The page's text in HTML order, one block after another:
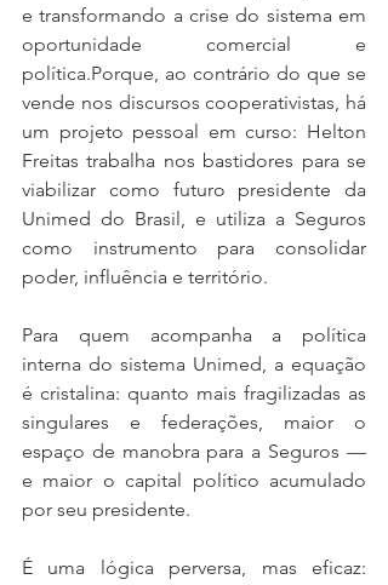
e transformando a crise do sistema em
oportunidade comercial e
política.Porque, ao contrário do que se
vende nos discursos cooperativistas, há
um projeto pessoal em curso: Helton
Freitas trabalha nos bastidores para se
viabilizar como futuro presidente da
Unimed do Brasil, e utiliza a Seguros
como instrumento para consolidar
poder, influência e território.
Para quem acompanha a política
interna do sistema Unimed, a equação
é cristalina: quanto mais fragilizadas as
singulares e federações, maior o
espaço de manobra para a Seguros —
e maior o capital político acumulado
por seu presidente.
É uma lógica perversa, mas eficaz: